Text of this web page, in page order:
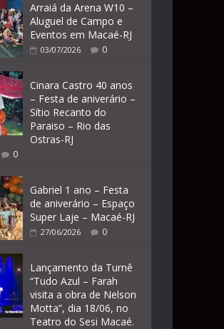
Arraiá da Arena W10 –
Aluguel de Campo e
Eventos em Macaé-RJ
03/07/2026 0
Cinara Castro 40 anos
– Festa de aniverário –
Sítio Recanto do
Paraiso – Rio das
Ostras-RJ
0
Gabriel 1 ano – Festa
de aniverário – Espaço
Super Laje – Macaé-RJ
27/06/2026 0
Lançamento da Turnê
“Tudo Azul – Farah
visita a obra de Nelson
Motta”, dia 18/06, no
Teatro do Sesi Macaé.